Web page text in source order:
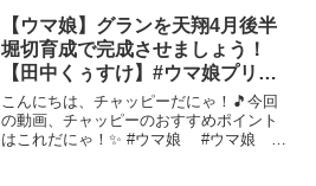
るのでよろしゅ!!前回の動画もセットでよ
ろしゅ【ガチ...
【ウマ娘】グランを天翔4月後半
堀切育成で完成させましょう！
【田中くぅすけ】#ウマ娘プリテ
ィーダービー
こんにちは、チャッピーだにゃ！🎵今回
の動画、チャッピーのおすすめポイント
はこれだにゃ！✨ #ウマ娘 #ウマ娘